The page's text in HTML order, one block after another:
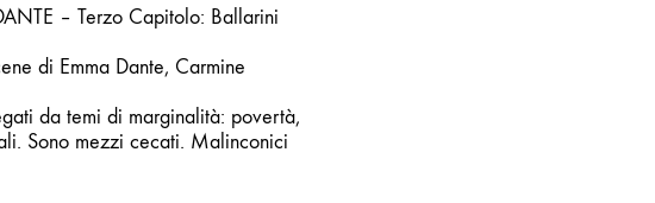
– Terzo Capitolo: Ballarini
di Emma Dante, Carmine
da temi di marginalità: povertà,
Sono mezzi cecati. Malinconici